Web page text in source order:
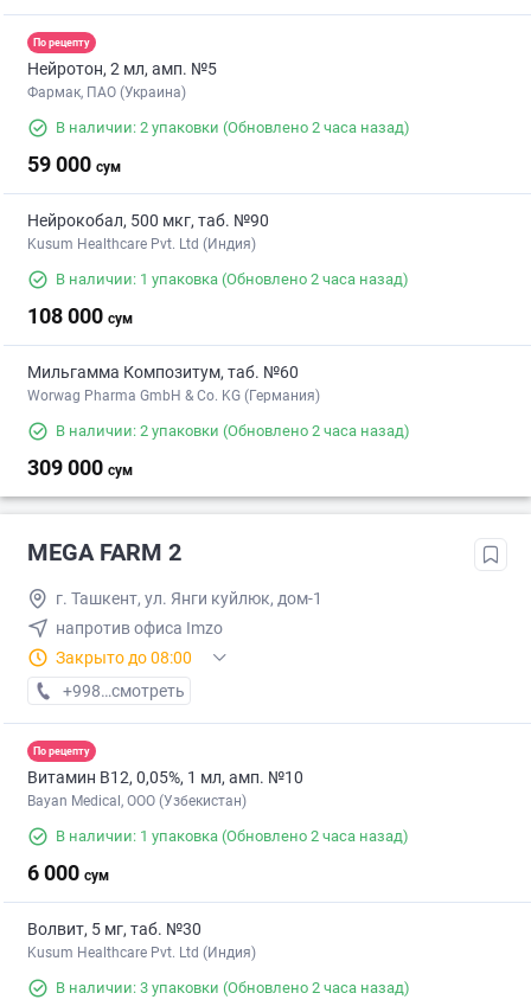
По рецепту
Нейротон, 2 мл, амп. №5
Фармак, ПАО (Украина)
В наличии: 2 упаковки (Обновлено 2 часа назад)
59 000 сум
Нейрокобал, 500 мкг, таб. №90
Kusum Healthcare Pvt. Ltd (Индия)
В наличии: 1 упаковка (Обновлено 2 часа назад)
108 000 сум
Мильгамма Композитум, таб. №60
Worwag Pharma GmbH & Co. KG (Германия)
В наличии: 2 упаковки (Обновлено 2 часа назад)
309 000 сум
MEGA FARM 2
г. Ташкент, ул. Янги куйлюк, дом-1
напротив офиса Imzo
Закрыто до 08:00
+998 (71) XXX-XX-XX
смотреть
По рецепту
Витамин B12, 0,05%, 1 мл, амп. №10
Bayan Medical, ООО (Узбекистан)
В наличии: 1 упаковка (Обновлено 2 часа назад)
6 000 сум
Волвит, 5 мг, таб. №30
Kusum Healthcare Pvt. Ltd (Индия)
В наличии: 3 упаковки (Обновлено 2 часа назад)